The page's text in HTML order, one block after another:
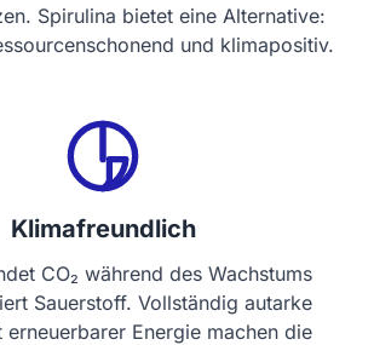
Spirulina bietet eine Alternative:
und klimapositiv.
Klimafreundlich
CO₂ während des Wachstums
Sauerstoff. Vollständig autarke
erneuerbarer Energie machen die